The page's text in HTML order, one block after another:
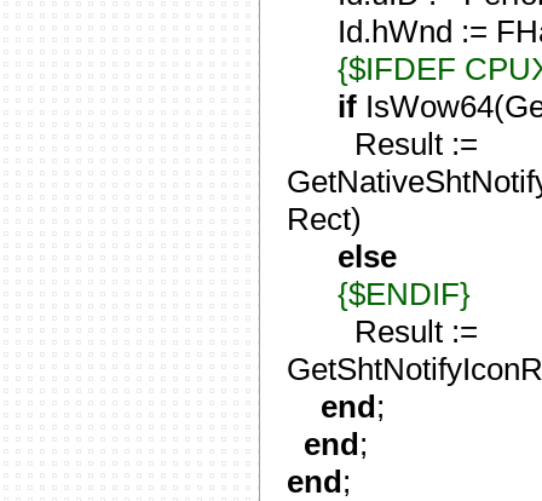
Id.hWnd :=
{$IFDEF
if
Result :=
Rect)
else
{$ENDIF}
Result :=
end;
end;
end;